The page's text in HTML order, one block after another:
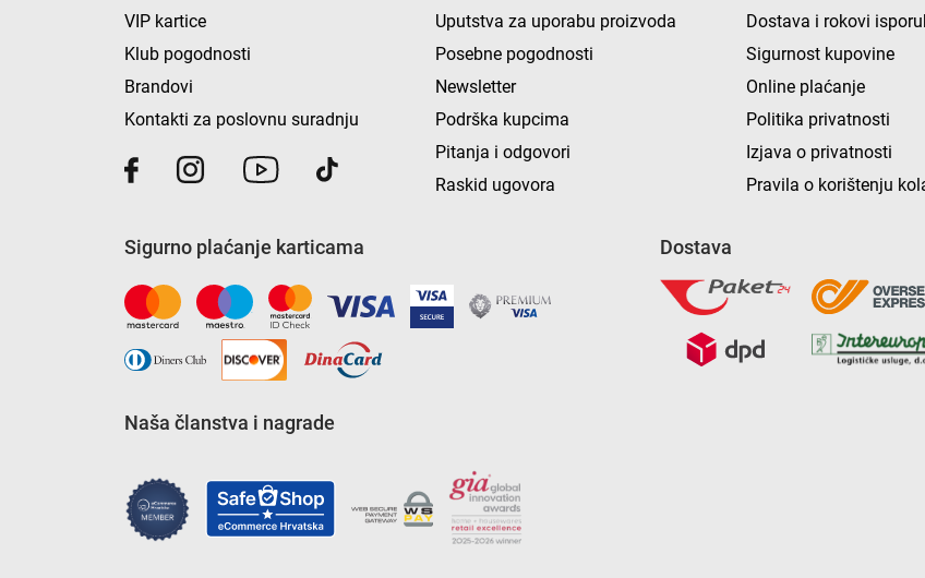
VIP kartice
Klub pogodnosti
Brandovi
Kontakti za poslovnu suradnju
Uputstva za uporabu proizvoda
Posebne pogodnosti
Newsletter
Podrška kupcima
Pitanja i odgovori
Raskid ugovora
Dostava i rokovi
Sigurnost kupovine
Online plaćanje
Politika privatnosti
Izjava o privatnosti
Pravila o korištenju
Sigurno plaćanje karticama
Naša članstva i nagrade
Dostava